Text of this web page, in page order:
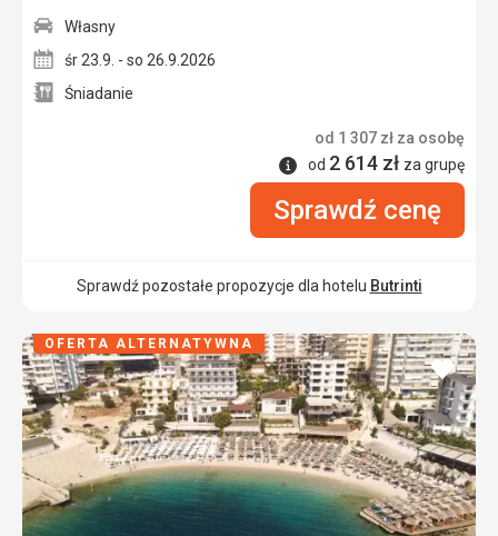
Własny
śr 23.9. - so 26.9.2026
Śniadanie
od 1 307 zł za osobę
Informacje
od 2 614 zł za grupę
Sprawdź cenę
Sprawdź pozostałe propozycje dla hotelu Butrinti
dodaj
do
OFERTA ALTERNATYWNA